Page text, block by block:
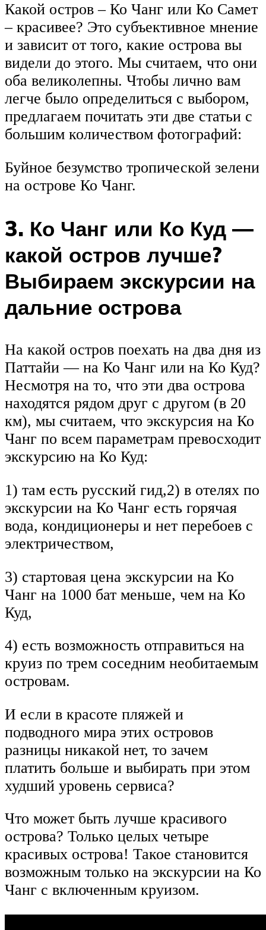
Какой остров – Ко Чанг или Ко Самет
– красивее? Это субъективное мнение
и зависит от того, какие острова вы
видели до этого. Мы считаем, что они
оба великолепны. Чтобы лично вам
легче было определиться с выбором,
предлагаем почитать эти две статьи с
большим количеством фотографий:
Буйное безумство тропической зелени
на острове Ко Чанг.
3. Ко Чанг или Ко Куд —
какой остров лучше?
Выбираем экскурсии на
дальние острова
На какой остров поехать на два дня из
Паттайи — на Ко Чанг или на Ко Куд?
Несмотря на то, что эти два острова
находятся рядом друг с другом (в 20
км), мы считаем, что экскурсия на Ко
Чанг по всем параметрам превосходит
экскурсию на Ко Куд:
1) там есть русский гид,2) в отелях по
экскурсии на Ко Чанг есть горячая
вода, кондиционеры и нет перебоев с
электричеством,
3) стартовая цена экскурсии на Ко
Чанг на 1000 бат меньше, чем на Ко
Куд,
4) есть возможность отправиться на
круиз по трем соседним необитаемым
островам.
И если в красоте пляжей и
подводного мира этих островов
разницы никакой нет, то зачем
платить больше и выбирать при этом
худший уровень сервиса?
Что может быть лучше красивого
острова? Только целых четыре
красивых острова! Такое становится
возможным только на экскурсии на Ко
Чанг с включенным круизом.